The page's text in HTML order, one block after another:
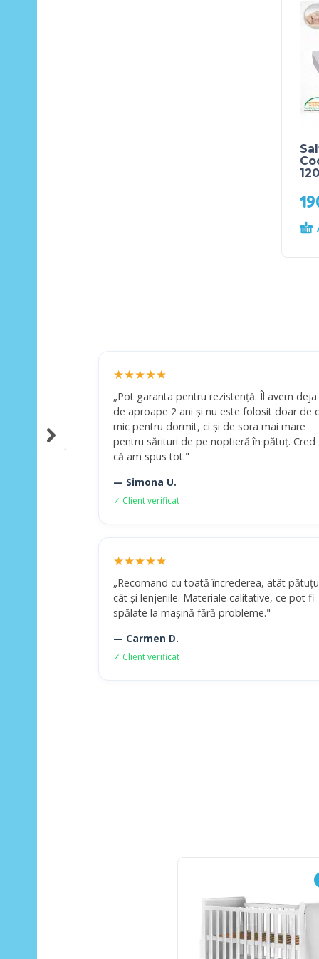
★★★★★
„Pot garanta pentru rezistență. Îl avem deja
de aproape 2 ani și nu este folosit doar de
mic pentru dormit, ci și de sora mai mare
pentru sărituri de pe noptieră în pătuț. Cred
că am spus tot."
— Simona U.
✓ Client verificat
★★★★★
„Recomand cu toată încrederea, atât
cât și lenjeriile. Materiale calitative, ce pot fi
spălate la mașină fără probleme."
— Carmen D.
✓ Client verificat